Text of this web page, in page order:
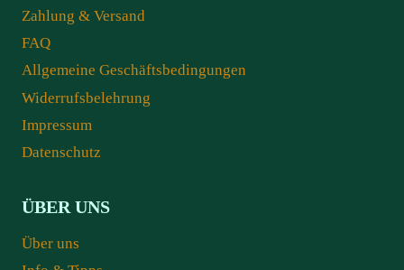
Zahlung & Versand
FAQ
Allgemeine Geschäftsbedingungen
Widerrufsbelehrung
Impressum
Datenschutz
ÜBER UNS
Über uns